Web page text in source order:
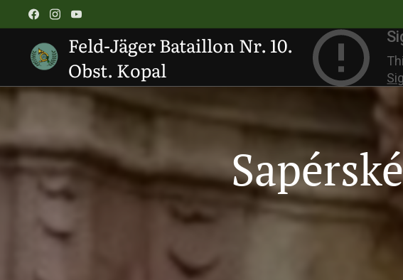
Feld-Jäger Bataillon Nr. 10.
Obst. Kopal